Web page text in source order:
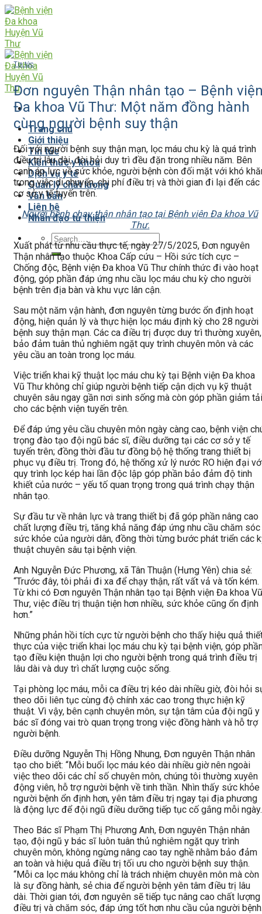
Skip
to
content
Trang chủ
Giới thiệu
Tin tức
Kiến thức y khoa
Dịch vụ y tế
Quản lý chất lượng
Văn bản
Liên hệ
Nhân đạo từ thiện
Tin tức
Đơn nguyên Thận nhân tạo – Bệnh
Đa khoa Vũ Thư: Một năm đồng hành
cùng người bệnh suy thận
Đối với người bệnh suy thận mạn, lọc máu chu kỳ là quá trình
điều trị lâu dài, đòi hỏi duy trì đều đặn trong nhiều năm. Bên
cạnh áp lực về sức khỏe, người bệnh còn đối mặt với khó
trong việc di chuyển, chi phí điều trị và thời gian đi lại đến các
cơ sở y tế tuyến trên.
Người bệnh chạy thận nhân tạo tại Bệnh viện Đa khoa Vũ
Thư.
Xuất phát từ nhu cầu thực tế, ngày 27/5/2025, Đơn nguyên
Thận nhân tạo thuộc Khoa Cấp cứu – Hồi sức tích cực –
Chống độc, Bệnh viện Đa khoa Vũ Thư chính thức đi vào hoạt
động, góp phần đáp ứng nhu cầu lọc máu chu kỳ cho người
bệnh trên địa bàn và khu vực lân cận.
Sau một năm vận hành, đơn nguyên từng bước ổn định hoạt
động, hiện quản lý và thực hiện lọc máu định kỳ cho 28 người
bệnh suy thận mạn. Các ca điều trị được duy trì thường xuyên,
bảo đảm tuân thủ nghiêm ngặt quy trình chuyên môn và các
yêu cầu an toàn trong lọc máu.
Việc triển khai kỹ thuật lọc máu chu kỳ tại Bệnh viện Đa khoa
Vũ Thư không chỉ giúp người bệnh tiếp cận dịch vụ kỹ thuật
chuyên sâu ngay gần nơi sinh sống mà còn góp phần giảm tải
cho các bệnh viện tuyến trên.
Để đáp ứng yêu cầu chuyên môn ngày càng cao, bệnh viện
trọng đào tạo đội ngũ bác sĩ, điều dưỡng tại các cơ sở y tế
tuyến trên; đồng thời đầu tư đồng bộ hệ thống trang thiết bị
phục vụ điều trị. Trong đó, hệ thống xử lý nước RO hiện đại
quy trình lọc kép hai lần độc lập góp phần bảo đảm độ tinh
khiết của nước – yếu tố quan trọng trong quá trình chạy thận
nhân tạo.
Sự đầu tư về nhân lực và trang thiết bị đã góp phần nâng cao
chất lượng điều trị, tăng khả năng đáp ứng nhu cầu chăm sóc
sức khỏe của người dân, đồng thời từng bước phát triển các
thuật chuyên sâu tại bệnh viện.
Anh Nguyễn Đức Phương, xã Tân Thuận (Hưng Yên) chia sẻ:
“Trước đây, tôi phải đi xa để chạy thận, rất vất vả và tốn kém.
Từ khi có Đơn nguyên Thận nhân tạo tại Bệnh viện Đa khoa Vũ
Thư, việc điều trị thuận tiện hơn nhiều, sức khỏe cũng ổn định
hơn.”
Những phản hồi tích cực từ người bệnh cho thấy hiệu quả
thực của việc triển khai lọc máu chu kỳ tại bệnh viện, góp
tạo điều kiện thuận lợi cho người bệnh trong quá trình điều trị
lâu dài và duy trì chất lượng cuộc sống.
Tại phòng lọc máu, mỗi ca điều trị kéo dài nhiều giờ, đòi hỏi
theo dõi liên tục cùng độ chính xác cao trong thực hiện kỹ
thuật. Vì vậy, bên cạnh chuyên môn, sự tận tâm của đội ngũ y
bác sĩ đóng vai trò quan trọng trong việc đồng hành và hỗ trợ
người bệnh.
Điều dưỡng Nguyễn Thị Hồng Nhung, Đơn nguyên Thận nhân
tạo cho biết: “Mỗi buổi lọc máu kéo dài nhiều giờ nên ngoài
việc theo dõi các chỉ số chuyên môn, chúng tôi thường xuyên
động viên, hỗ trợ người bệnh về tinh thần. Nhìn thấy sức khỏe
người bệnh ổn định hơn, yên tâm điều trị ngay tại địa phương
là động lực để đội ngũ điều dưỡng tiếp tục cố gắng mỗi
Theo Bác sĩ Phạm Thị Phương Anh, Đơn nguyên Thận nhân
tạo, đội ngũ y bác sĩ luôn tuân thủ nghiêm ngặt quy trình
chuyên môn, không ngừng nâng cao tay nghề nhằm bảo đảm
an toàn và hiệu quả điều trị tối ưu cho người bệnh suy thận.
“Mỗi ca lọc máu không chỉ là trách nhiệm chuyên môn mà còn
là sự đồng hành, sẻ chia để người bệnh yên tâm điều trị lâu
dài. Thời gian tới, đơn nguyên sẽ tiếp tục nâng cao chất lượng
điều trị và chăm sóc, đáp ứng tốt hơn nhu cầu của người